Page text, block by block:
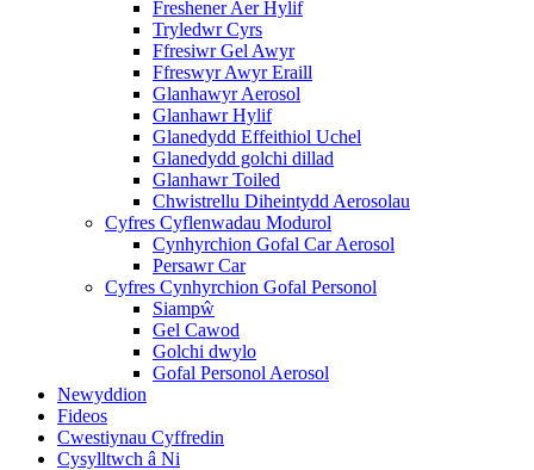
Freshener Aer Hylif
Tryledwr Cyrs
Ffresiwr Gel Awyr
Ffreswyr Awyr Eraill
Glanhawyr Aerosol
Glanhawr Hylif
Glanedydd Effeithiol Uchel
Glanedydd golchi dillad
Glanhawr Toiled
Chwistrellu Diheintydd Aerosolau
Cyfres Cyflenwadau Modurol
Cynhyrchion Gofal Car Aerosol
Persawr Car
Cyfres Cynhyrchion Gofal Personol
Siampŵ
Gel Cawod
Golchi dwylo
Gofal Personol Aerosol
Newyddion
Fideos
Cwestiynau Cyffredin
Cysylltwch â Ni